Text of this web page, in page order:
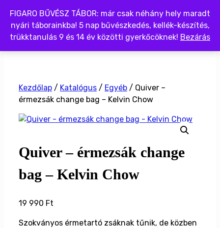
FIGARO BŰVÉSZ TÁBOR: már csak néhány hely maradt
nyári táborainkba! 5 nap bűvészkedés, kellék-készítés,
trükktanulás 9 és 14 év közötti gyerkőcöknek! Bezárás
Kilépés
tartalomba
Menü
Kezdőlap / Katalógus / Egyéb / Quiver –
érmezsák change bag – Kelvin Chow
Quiver – érmezsák change
bag – Kelvin Chow
19 990 Ft
Szokványos érmetartó zsáknak tűnik, de közben